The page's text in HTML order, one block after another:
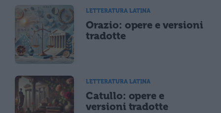
LETTERATURA LATINA
Orazio: opere e versioni
tradotte
LETTERATURA LATINA
Catullo: opere e
versioni tradotte